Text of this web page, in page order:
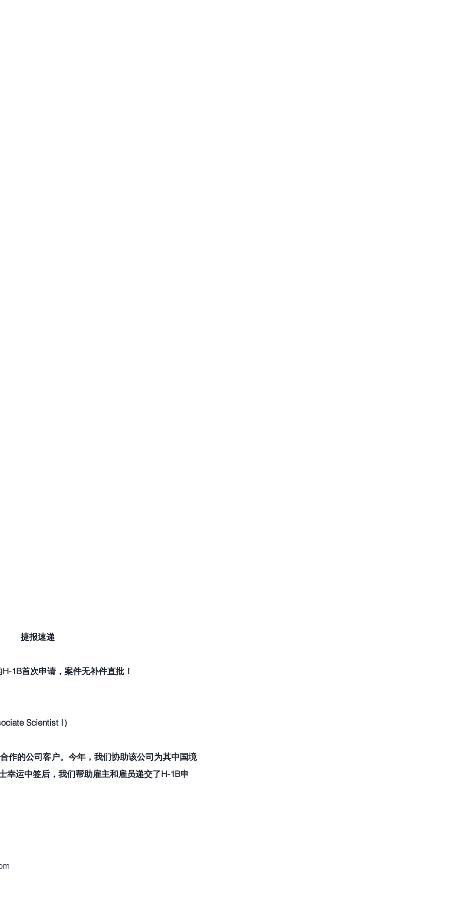
捷报速递
1B首次申请，案件无补件直批！
Scientist I）
作的公司客户。今年，我们协助该公司为其中国境
幸运中签后，我们帮助雇主和雇员递交了H-1B申